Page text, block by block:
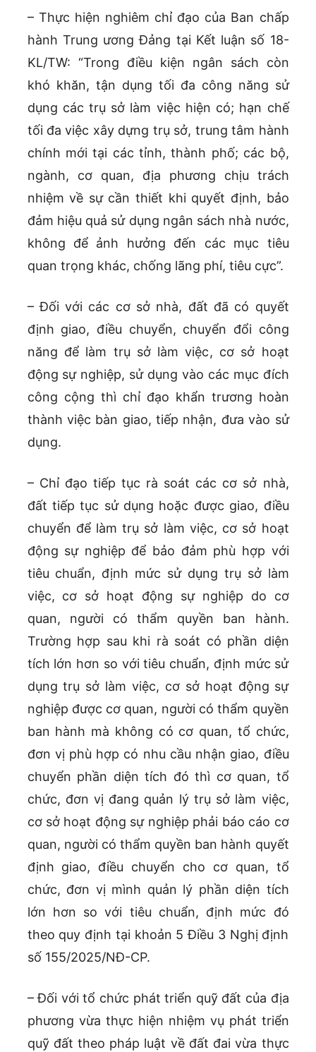
– Thực hiện nghiêm chỉ đạo của Ban chấp
hành Trung ương Đảng tại Kết luận số 18-
KL/TW: “Trong điều kiện ngân sách còn
khó khăn, tận dụng tối đa công năng sử
dụng các trụ sở làm việc hiện có; hạn chế
tối đa việc xây dựng trụ sở, trung tâm hành
chính mới tại các tỉnh, thành phố; các bộ,
ngành, cơ quan, địa phương chịu trách
nhiệm về sự cần thiết khi quyết định, bảo
đảm hiệu quả sử dụng ngân sách nhà nước,
không để ảnh hưởng đến các mục tiêu
quan trọng khác, chống lãng phí, tiêu cực”.
– Đối với các cơ sở nhà, đất đã có quyết
định giao, điều chuyển, chuyển đổi công
năng để làm trụ sở làm việc, cơ sở hoạt
động sự nghiệp, sử dụng vào các mục đích
công cộng thì chỉ đạo khẩn trương hoàn
thành việc bàn giao, tiếp nhận, đưa vào sử
dụng.
– Chỉ đạo tiếp tục rà soát các cơ sở nhà,
đất tiếp tục sử dụng hoặc được giao, điều
chuyển để làm trụ sở làm việc, cơ sở hoạt
động sự nghiệp để bảo đảm phù hợp với
tiêu chuẩn, định mức sử dụng trụ sở làm
việc, cơ sở hoạt động sự nghiệp do cơ
quan, người có thẩm quyền ban hành.
Trường hợp sau khi rà soát có phần diện
tích lớn hơn so với tiêu chuẩn, định mức sử
dụng trụ sở làm việc, cơ sở hoạt động sự
nghiệp được cơ quan, người có thẩm quyền
ban hành mà không có cơ quan, tổ chức,
đơn vị phù hợp có nhu cầu nhận giao, điều
chuyển phần diện tích đó thì cơ quan, tổ
chức, đơn vị đang quản lý trụ sở làm việc,
cơ sở hoạt động sự nghiệp phải báo cáo cơ
quan, người có thẩm quyền ban hành quyết
định giao, điều chuyển cho cơ quan, tổ
chức, đơn vị mình quản lý phần diện tích
lớn hơn so với tiêu chuẩn, định mức đó
theo quy định tại khoản 5 Điều 3 Nghị định
số 155/2025/NĐ-CP.
– Đối với tổ chức phát triển quỹ đất của địa
phương vừa thực hiện nhiệm vụ phát triển
quỹ đất theo pháp luật về đất đai vừa thực